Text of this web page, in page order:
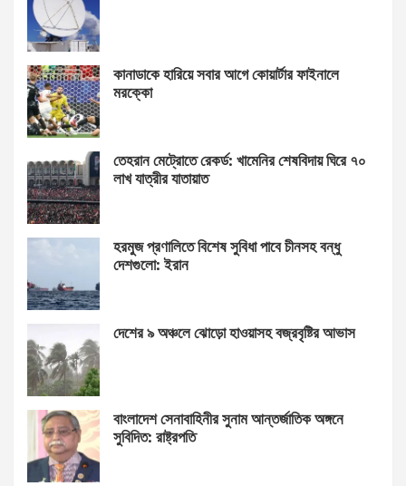
কানাডাকে হারিয়ে সবার আগে কোয়ার্টার ফাইনালে
মরক্কো
তেহরান মেট্রোতে রেকর্ড: খামেনির শেষবিদায় ঘিরে ৭০
লাখ যাত্রীর যাতায়াত
হরমুজ প্রণালিতে বিশেষ সুবিধা পাবে চীনসহ বন্ধু
দেশগুলো: ইরান
দেশের ৯ অঞ্চলে ঝোড়ো হাওয়াসহ বজ্রবৃষ্টির আভাস
বাংলাদেশ সেনাবাহিনীর সুনাম আন্তর্জাতিক অঙ্গনে
সুবিদিত: রাষ্ট্রপতি